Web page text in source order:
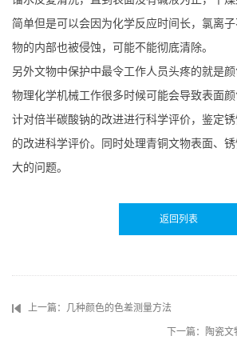
简单但是可以会因为化学反应时间长，氯离
物的内部也被侵蚀，可能不能彻底清除。
另外文物中保护中最令工作人员头疼的就是颜
物理化学机械工作很多时候可能会导致表面
计对倍半碳酸钠的改进进行科学评价，鉴定
的改进科学评价。同时处理青铜文物表面、
大的问题。
返回列表
上一篇：几种颜色的色差测量方法
下一篇：陶瓷文